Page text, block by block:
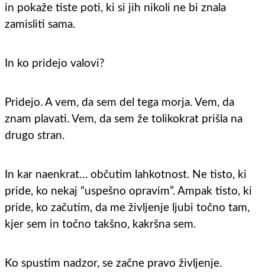
in pokaže tiste poti, ki si jih nikoli ne bi znala
zamisliti sama.
In ko pridejo valovi?
Pridejo. A vem, da sem del tega morja. Vem, da
znam plavati. Vem, da sem že tolikokrat prišla na
drugo stran.
In kar naenkrat… občutim lahkotnost. Ne tisto, ki
pride, ko nekaj “uspešno opravim”. Ampak tisto, ki
pride, ko začutim, da me življenje ljubi točno tam,
kjer sem in točno takšno, kakršna sem.
Ko spustim nadzor, se začne pravo življenje.